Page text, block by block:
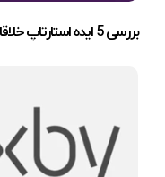
بررسی 5 ایده استارتاپ خلاقانه و پول‌ساز با هوش مصنوعی